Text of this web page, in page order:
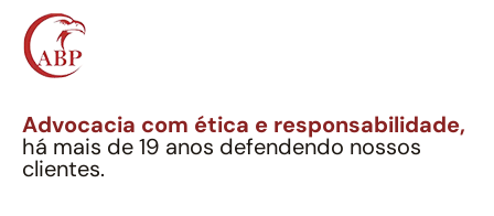
Advocacia com ética e responsabilidade,
há mais de 19 anos defendendo nossos
clientes.